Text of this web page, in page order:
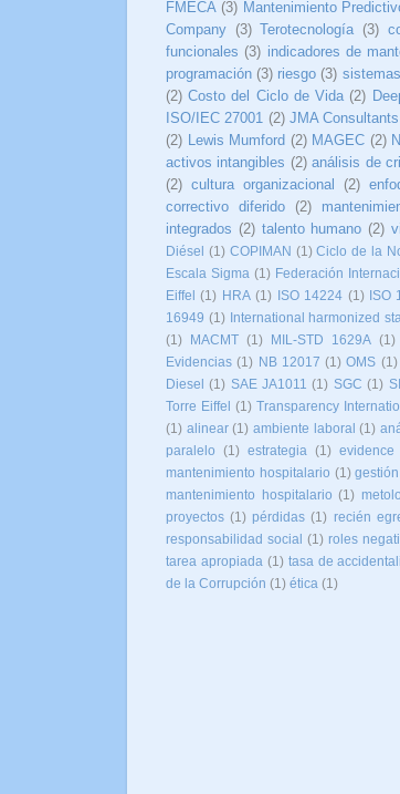
FMECA (3) Mantenimiento
Company (3) Terotecnología (3)
funcionales (3) indicadores de
programación (3) riesgo (3)
(2) Costo del Ciclo de Vida (2)
ISO/IEC 27001 (2) JMA Consultants
(2)
Lewis Mumford (2) MAGEC (2)
activos intangibles (2) análisis de
(2) cultura organizacional (2)
correctivo diferido
(2)
integrados (2) talento humano (2)
Diésel
(1) COPIMAN (1) Ciclo de la
Escala Sigma (1) Federación
Eiffel
(1) HRA (1) ISO 14224 (1) ISO
16949 (1) International harmonized
(1)
MACMT (1) MIL-STD 1629A (1)
Evidencias (1) NB 12017 (1) OMS (1)
Diesel
(1) SAE JA1011 (1) SGC (1)
Torre Eiffel
(1) Transparency
(1) alinear (1) ambiente laboral (1)
paralelo
(1) estrategia (1) evidence
mantenimiento hospitalario (1)
mantenimiento hospitalario (1)
proyectos (1) pérdidas (1) recién
responsabilidad social
(1) roles
tarea apropiada (1) tasa de
de la Corrupción (1) ética (1)